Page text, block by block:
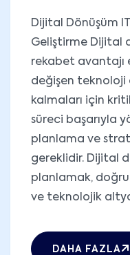
Dijital Dönüşüm
Geliştirme Dijital
rekabet avantajı
değişen teknoloji
kalmaları için
süreci başarıyla
planlama ve
gereklidir. Dijital
planlamak,
ve teknolojik
DAHA FAZLA